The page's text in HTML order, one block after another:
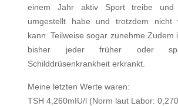
einem Jahr aktiv Sport treibe und
umgestellt habe und trotzdem nicht
kann. Teilweise sogar zunehme.Zudem
bisher jeder früher oder
Schilddrüsenkrankheit erkrankt.
Meine letzten Werte waren:
TSH 4,260mIU/l (Norm laut Labor: